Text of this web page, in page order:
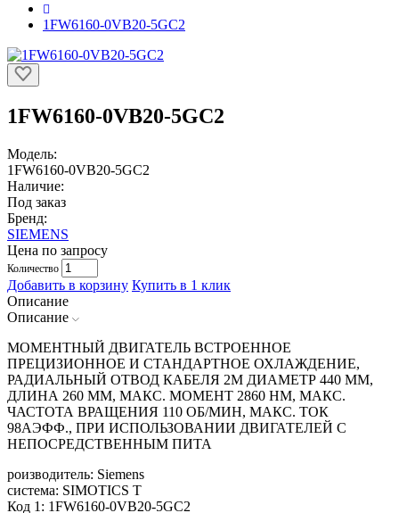
1FW6160-0VB20-5GC2
1FW6160-0VB20-5GC2
Модель:
1FW6160-0VB20-5GC2
Наличие:
Под заказ
Бренд:
SIEMENS
Цена по запросу
Количество
Добавить в корзину Купить в 1 клик
Описание
Описание
МОМЕНТНЫЙ ДВИГАТЕЛЬ ВСТРОЕННОЕ
ПРЕЦИЗИОННОЕ И СТАНДАРТНОЕ ОХЛАЖДЕНИЕ,
РАДИАЛЬНЫЙ ОТВОД КАБЕЛЯ 2М ДИАМЕТР 440 ММ,
ДЛИНА 260 ММ, МАКС. МОМЕНТ 2860 HM, МАКС.
ЧАСТОТА ВРАЩЕНИЯ 110 ОБ/MИН, МАКС. ТОК
98АЭФФ., ПРИ ИСПОЛЬЗОВАНИИ ДВИГАТЕЛЕЙ С
НЕПОСРЕДСТВЕННЫМ ПИТА
роизводитель: Siemens
система: SIMOTICS T
Код 1: 1FW6160-0VB20-5GC2